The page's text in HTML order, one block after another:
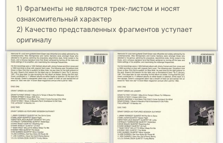
1) Фрагменты не являются трек-листом и носят
ознакомительный характер
2) Качество представленных фрагментов уступает
оригиналу